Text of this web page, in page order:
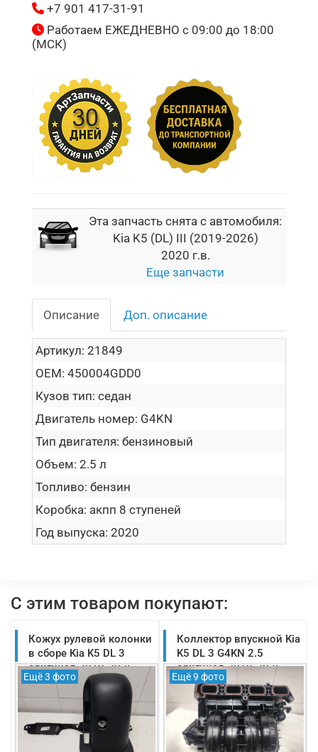
+7 901 417-31-91
Работаем ЕЖЕДНЕВНО с 09:00 до 18:00
(МСК)
Эта запчасть снята с автомобиля:
Kia K5 (DL) III (2019-2026)
2020 г.в.
Еще запчасти
Описание Доп. описание
Артикул: 21849
OEM: 450004GDD0
Кузов тип: седан
Двигатель номер: G4KN
Тип двигателя: бензиновый
Объем: 2.5 л
Топливо: бензин
Коробка: акпп 8 ступеней
Год выпуска: 2020
С этим товаром покупают:
Кожух рулевой колонки
в сборе Kia K5 DL 3
оригинал 2019-2025
(84852L1100WK)
Ещё 3 фото
Коллектор впускной Kia
K5 DL 3 G4KN 2.5
оригинал 2019-2025
(283102S000)
Ещё 9 фото